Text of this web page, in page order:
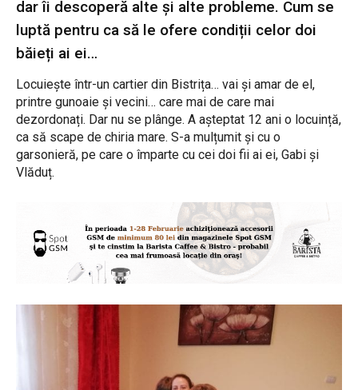
dar îi descoperă alte și alte probleme. Cum se
luptă pentru ca să le ofere condiții celor doi
băieți ai ei…
Locuiește într-un cartier din Bistrița… vai și amar de el,
printre gunoaie și vecini… care mai de care mai
dezordonați. Dar nu se plânge. A așteptat 12 ani o locuință,
ca să scape de chiria mare. S-a mulțumit și cu o
garsonieră, pe care o împarte cu cei doi fii ai ei, Gabi și
Vlăduț.